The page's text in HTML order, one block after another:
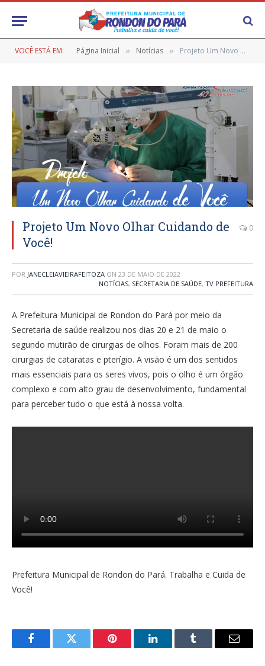
VOCÊ ESTÁ EM: Página Inicial » Notícias » Projeto Um Novo Olhar Cuidando de Você!
Projeto Um Novo Olhar Cuidando de
Você!
0
POR JANECLEIAVIEIRAFEITOZA ON 23 DE MAIO DE 2022
NOTÍCIAS, SECRETARIA DE SAÚDE, TV PREFEITURA
A Prefeitura Municipal de Rondon do Pará por meio da
Secretaria de saúde realizou nos dias 20 e 21 de maio o
segundo mutirão de cirurgias de olhos. Foram mais de 200
cirurgias de cataratas e pterígio. A visão é um dos sentidos
mais essenciais para os seres vivos, pois o olho é um órgão
complexo e com alto grau de desenvolvimento, fundamental
para perceber tudo o que está à nossa volta.
Prefeitura Municipal de Rondon do Pará. Trabalha e Cuida de
Você!
FacebookTwitter Pinterest LinkedInTumblr
E-